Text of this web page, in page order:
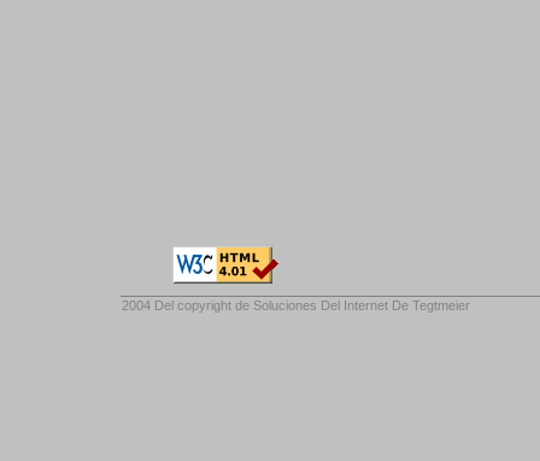
2004 Del copyright de Soluciones Del Internet De Tegtmeier